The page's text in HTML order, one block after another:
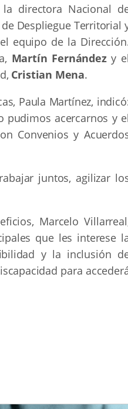
directora Nacional
Despliegue Territorial
equipo de la
Martín Fernándezy el
Cristian Mena.
Paula Martínez,
pudimos acercarnos y el
Convenios y
juntos, agilizar
Marcelo
que les interese
y la inclusión
para